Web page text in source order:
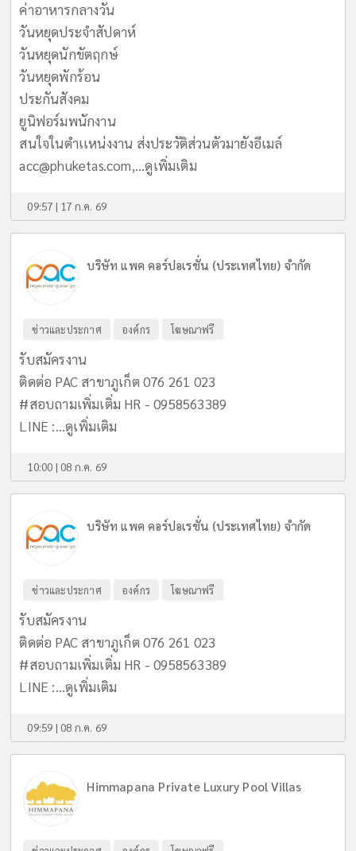
ค่าอาหารกลางวัน
วันหยุดประจำสัปดาห์
วันหยุดนักขัตฤกษ์
วันหยุดพักร้อน
ประกันสังคม
ยูนิฟอร์มพนักงาน
สนใจในตำเเหน่งงาน ส่งประวัติส่วนตัวมายังอีเมล์
acc@phuketas.com,...ดูเพิ่มเติม
09:57 | 17 ก.ค. 69
บริษัท แพค คอร์ปอเรชั่น (ประเทศไทย) จำกัด
ข่าวและประกาศ องค์กร โฆษณาฟรี
รับสมัครงาน
ติดต่อ PAC สาขาภูเก็ต 076 261 023
#สอบถามเพิ่มเติ่ม HR - 0958563389
LINE :...ดูเพิ่มเติม
10:00 | 08 ก.ค. 69
บริษัท แพค คอร์ปอเรชั่น (ประเทศไทย) จำกัด
ข่าวและประกาศ องค์กร โฆษณาฟรี
รับสมัครงาน
ติดต่อ PAC สาขาภูเก็ต 076 261 023
#สอบถามเพิ่มเติ่ม HR - 0958563389
LINE :...ดูเพิ่มเติม
09:59 | 08 ก.ค. 69
Himmapana Private Luxury Pool Villas